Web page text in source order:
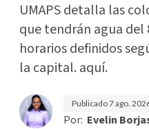
UMAPS detalla las
que tendrán agua del
horarios definidos
la capital. aquí.
Publicado7 ago.
Por: Evelin